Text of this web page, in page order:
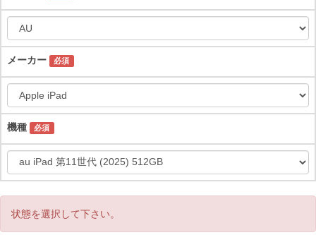
メーカー 必須
機種 必須
状態を選択して下さい。